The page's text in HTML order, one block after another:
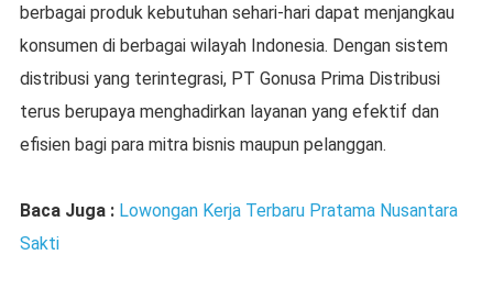
berbagai produk kebutuhan sehari-hari dapat menjangkau
konsumen di berbagai wilayah Indonesia. Dengan sistem
distribusi yang terintegrasi, PT Gonusa Prima Distribusi
terus berupaya menghadirkan layanan yang efektif dan
efisien bagi para mitra bisnis maupun pelanggan.
Baca Juga : Lowongan Kerja Terbaru Pratama Nusantara
Sakti